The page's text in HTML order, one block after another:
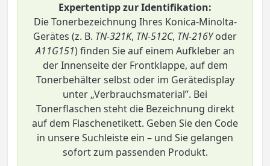
Expertentipp zur Identifikation:
Die Tonerbezeichnung Ihres Konica-Minolta-
Gerätes (z. B. TN-321K, TN-512C, TN-216Yoder
A11G151) finden Sie auf einem Aufkleber an
der Innenseite der Frontklappe, auf dem
Tonerbehälter selbst oder im Gerätedisplay
unter „Verbrauchsmaterial”. Bei
Tonerflaschen steht die Bezeichnung direkt
auf dem Flaschenetikett. Geben Sie den Code
in unsere Suchleiste ein – und Sie gelangen
sofort zum passenden Produkt.